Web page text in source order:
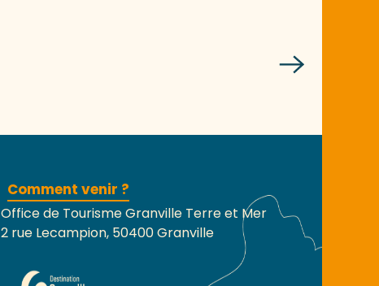
Comment venir ?
Office de Tourisme Granville Terre et Mer
2 rue Lecampion, 50400 Granville